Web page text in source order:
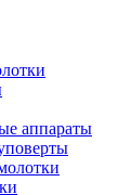
аппараты